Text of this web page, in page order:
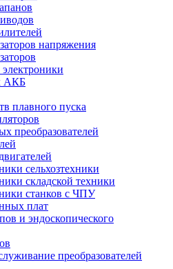
напряжения
АКБ
плавного пуска
преобразователей
сельхозтехники
складской техники
станков с ЧПУ
плат
и эндоскопического
преобразователей